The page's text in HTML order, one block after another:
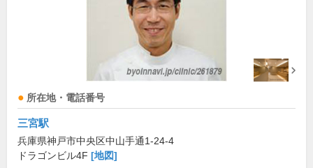
所在地・電話番号
三宮駅
兵庫県神戸市中央区中山手通1-24-4
ドラゴンビル4F [地図]